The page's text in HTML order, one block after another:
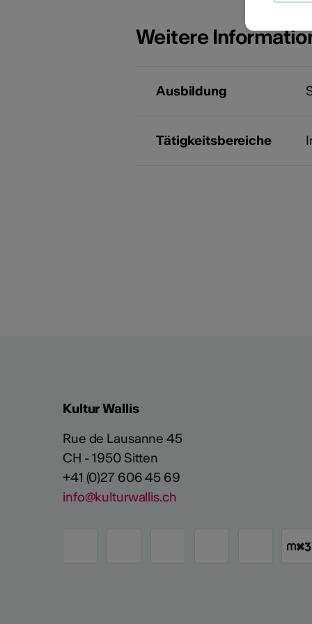
Weitere
Ausbildung
Tätigkeitsbereiche
Kultur Wallis
Rue de Lausanne 45
CH - 1950 Sitten
+41 (0)27 606 45 69
info@kulturwallis.ch